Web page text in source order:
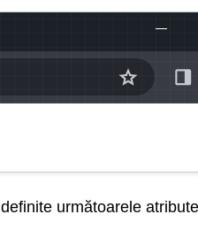
următoarele